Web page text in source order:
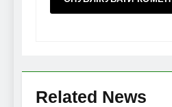
Related News